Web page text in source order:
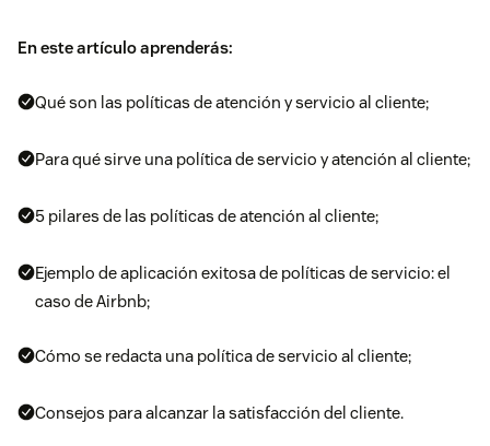
En este artículo aprenderás:
Qué son las políticas de atención y servicio al cliente;
Para qué sirve una política de servicio y atención al cliente;
5 pilares de las políticas de atención al cliente;
Ejemplo de aplicación exitosa de políticas de servicio: el
caso de Airbnb;
Cómo se redacta una política de servicio al cliente;
Consejos para alcanzar la satisfacción del cliente.